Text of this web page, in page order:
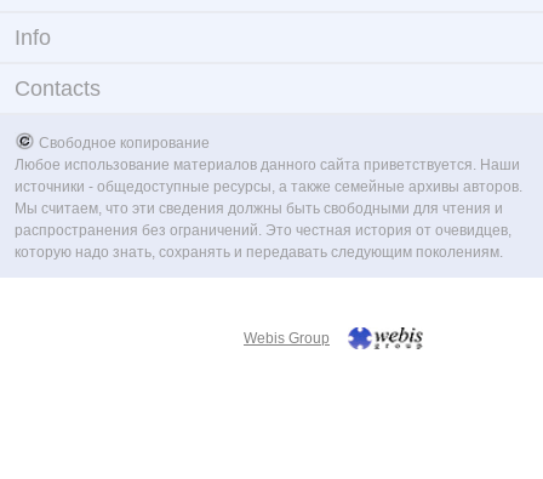
Info
Contacts
Свободное копирование
Любое использование материалов данного сайта приветствуется. Наши
источники - общедоступные ресурсы, а также семейные архивы авторов.
Мы считаем, что эти сведения должны быть свободными для чтения и
распространения без ограничений. Это честная история от очевидцев,
которую надо знать, сохранять и передавать следующим поколениям.
Webis Group